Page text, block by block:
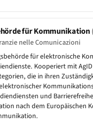
für Kommunikation
nelle Comunicazioni
für elektronische
Kooperiert mit AgID
die in ihren
und
nach dem Europäischen